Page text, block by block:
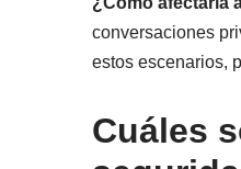
conversaciones
estos escenarios,
Cuáles